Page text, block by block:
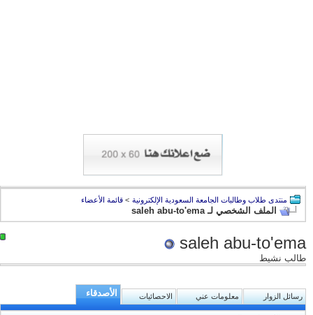
منتدى طلاب وطالبات الجامعة السعودية الإلكترونية > قائمة الأعضاء
الملف الشخصي لـ saleh abu-to'ema
saleh abu-to'ema
طالب نشيط
رسائل الزوار معلومات عني الاحصائيات الأصدقاء